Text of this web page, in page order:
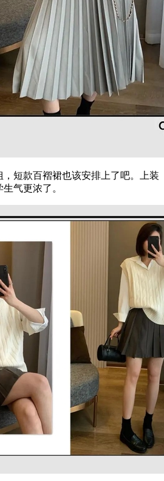
短款百褶裙也该安排上了吧。上装
气更浓了。